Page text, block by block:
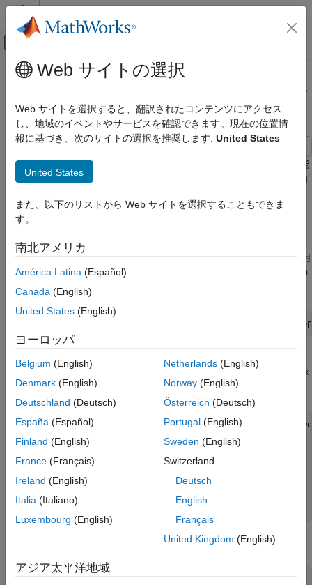
コンテンツへスキップ
オフキャンバス ナビゲーション メ
ドキュメンテーションのホーム
Optimization Toolbox
非線形最適化
項目一覧
問題の設定
実行可能性モードを使用した求解
参考文献
参考
メインコンテンツ
実行可能性モードを使用した解の取
得
この例では、 fmincon
アルゴリズムの実行可能
性モードを使用して、実行可能点を取得する方法を示します。自
す。この例は、Moré[1]の問題 9 からの引用です。
この問題では、5 次元最適化変数xと共に 5 つの 2 次制約を使用
します。最初のx要素は下限が 0、残りの 4 つの要素は上限が 0
です。
,5,LowerBound=[0;-Inf;-Inf;-Inf;-
この問題は航空機産業に由来するものなので、x
の要素に航空学
の用語を使用しており、一部のパラメーターには指定された値が
設定されます。
elevator = 0.1;
% If elevator were 0, then [0 0 0 0 0]
aileron = 0.0;
rudderdf = 0.0;
rollrate = x(1);
yawrate = x(3);
attckang = x(4);
sslipang = x(5);
最適化問題および制約を作成します。
prob = optimproblem;
Web サイトの選択
Web サイトを選択すると、翻訳されたコンテンツにアクセス
し、地域のイベントやサービスを確認できます。現在の位置情
報に基づき、次のサイトの選択を推奨します: United States
United States
また、以下のリストから Web サイトを選択することもできま
す。
南北アメリカ
América Latina (Español)
Canada (English)
United States (English)
ヨーロッパ
Belgium (English)
Denmark (English)
Deutschland (Deutsch)
España (Español)
Finland (English)
France (Français)
Ireland (English)
Italia (Italiano)
Luxembourg (English)
Netherlands(English)
Norway(English)
Österreich (Deutsch)
Portugal(English)
Sweden (English)
Switzerland
Deutsch
English
Français
United Kingdom (English)
アジア太平洋地域